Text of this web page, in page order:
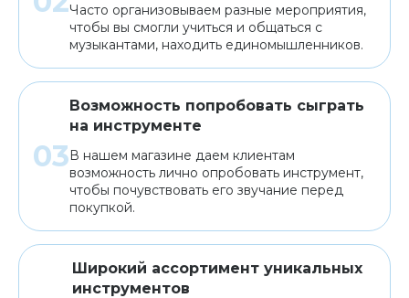
Часто организовываем разные мероприятия,
чтобы вы смогли учиться и общаться с
музыкантами, находить единомышленников.
Возможность попробовать сыграть
на инструменте
В нашем магазине даем клиентам
возможность лично опробовать инструмент,
чтобы почувствовать его звучание перед
покупкой.
Широкий ассортимент уникальных
инструментов